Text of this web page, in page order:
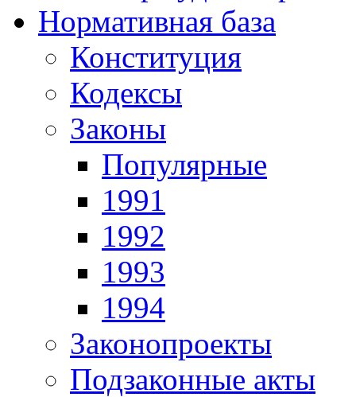
Нормативная база
Конституция
Кодексы
Законы
Популярные
1991
1992
1993
1994
Законопроекты
Подзаконные акты